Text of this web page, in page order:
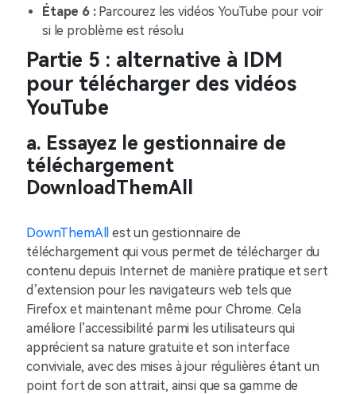
Étape 6 :Parcourez les vidéos YouTube pour voir
si le problème est résolu
Partie 5 : alternative à IDM
pour télécharger des vidéos
YouTube
a. Essayez le gestionnaire de
téléchargement
DownloadThemAll
DownThemAll est un gestionnaire de
téléchargement qui vous permet de télécharger du
contenu depuis Internet de manière pratique et sert
d’extension pour les navigateurs web tels que
Firefox et maintenant même pour Chrome. Cela
améliore l’accessibilité parmi les utilisateurs qui
apprécient sa nature gratuite et son interface
conviviale, avec des mises à jour régulières étant un
point fort de son attrait, ainsi que sa gamme de